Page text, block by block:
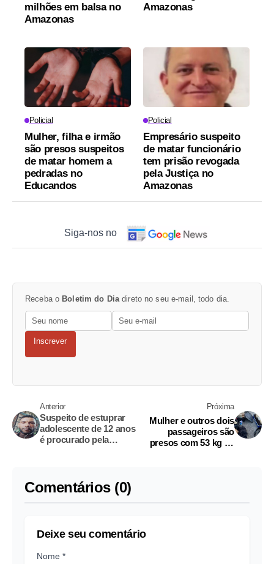
milhões em balsa no
Amazonas
Amazonas
Policial
Mulher, filha e irmão
são presos suspeitos
de matar homem a
pedradas no
Educandos
Policial
Empresário suspeito
de matar funcionário
tem prisão revogada
pela Justiça no
Amazonas
Siga-nos no
Receba o Boletim do Diadireto no seu e-mail, todo dia.
Inscrever
Anterior
Suspeito de estuprar
adolescente de 12 anos
é procurado pela
Próxima
Mulher e outros dois
passageiros são
presos com 53 kg de
Comentários (0)
Deixe seu comentário
Nome *